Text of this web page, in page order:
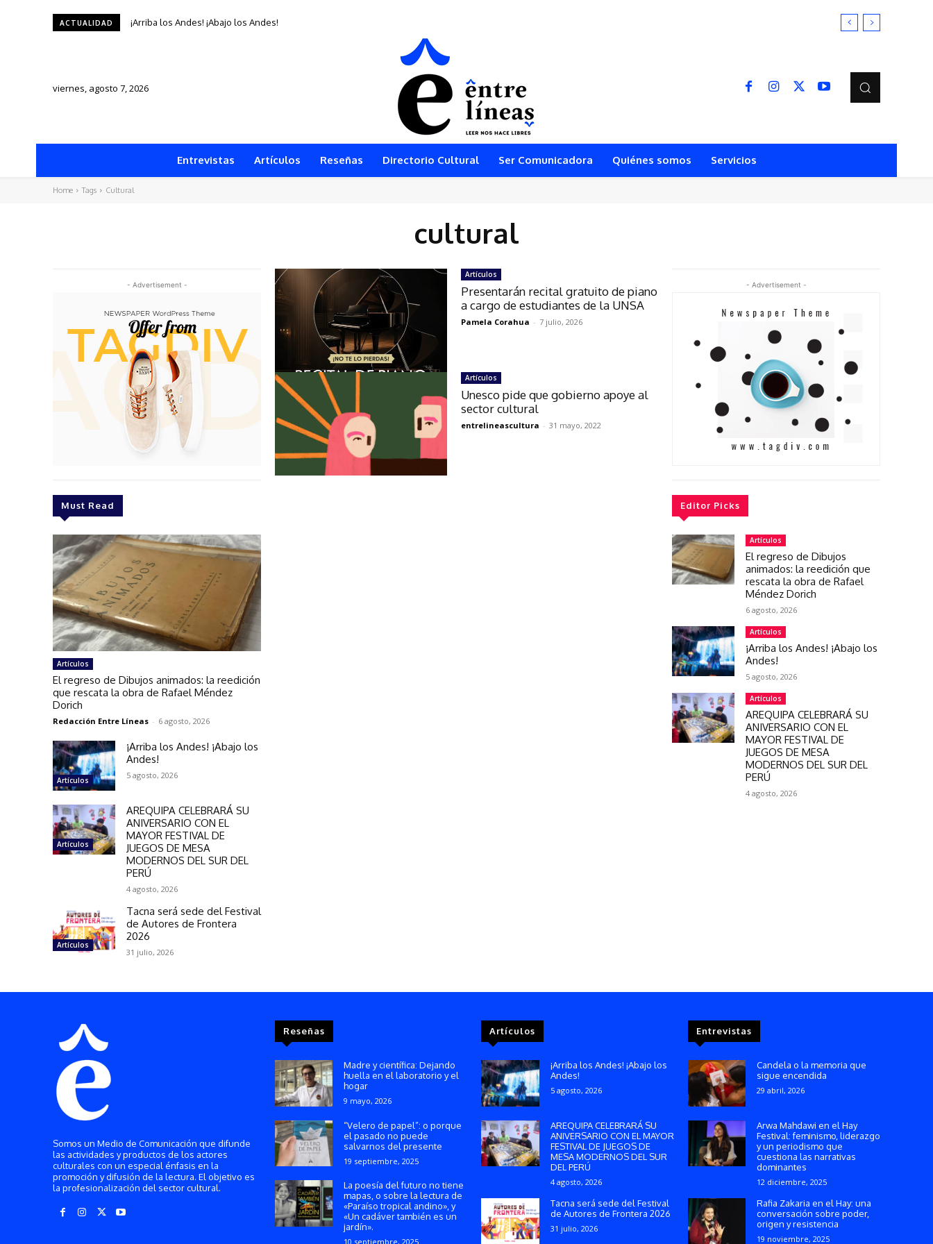
ACTUALIDAD ¡Arriba los Andes! ¡Abajo los Andes!
viernes, agosto 7, 2026
Entrevistas Artículos Reseñas Directorio Cultural Ser Comunicadora Quiénes somos Servicios
Home Tags Cultural
cultural
- Advertisement -
Must Read
Artículos
El regreso de Dibujos animados: la reedición
que rescata la obra de Rafael Méndez
Dorich
Redacción Entre Líneas - 6 agosto, 2026
Artículos
¡Arriba los Andes! ¡Abajo los
Andes!
5 agosto, 2026
Artículos
AREQUIPA CELEBRARÁ SU
ANIVERSARIO CON EL
MAYOR FESTIVAL DE
JUEGOS DE MESA
MODERNOS DEL SUR DEL
PERÚ
4 agosto, 2026
Artículos
Tacna será sede del Festival
de Autores de Frontera
2026
31 julio, 2026
Artículos
Presentarán recital gratuito de piano
a cargo de estudiantes de la UNSA
Pamela Corahua - 7 julio, 2026
Artículos
Unesco pide que gobierno apoye al
sector cultural
entrelineascultura - 31 mayo, 2022
- Advertisement -
Editor Picks
Artículos
El regreso de Dibujos
animados: la reedición que
rescata la obra de Rafael
Méndez Dorich
6 agosto, 2026
Artículos
¡Arriba los Andes! ¡Abajo los
Andes!
5 agosto, 2026
Artículos
AREQUIPA CELEBRARÁ SU
ANIVERSARIO CON EL
MAYOR FESTIVAL DE
JUEGOS DE MESA
MODERNOS DEL SUR DEL
PERÚ
4 agosto, 2026
Somos un Medio de Comunicación que difunde
las actividades y productos de los actores
culturales con un especial énfasis en la
promoción y difusión de la lectura. El objetivo es
la profesionalización del sector cultural.
Reseñas
Madre y científica: Dejando
huella en el laboratorio y el
hogar
9 mayo, 2026
“Velero de papel”: o porque
el pasado no puede
salvarnos del presente
19 septiembre, 2025
La poesía del futuro no tiene
mapas, o sobre la lectura de
«Paraíso tropical andino», y
«Un cadáver también es un
jardín».
10 septiembre, 2025
Artículos
¡Arriba los Andes! ¡Abajo los
Andes!
5 agosto, 2026
AREQUIPA CELEBRARÁ SU
ANIVERSARIO CON EL MAYOR
FESTIVAL DE JUEGOS DE
MESA MODERNOS DEL SUR
DEL PERÚ
4 agosto, 2026
Tacna será sede del Festival
de Autores de Frontera 2026
31 julio, 2026
Entrevistas
Candela o la memoria que
sigue encendida
29 abril, 2026
Arwa Mahdawi en el Hay
Festival: feminismo, liderazgo
y un periodismo que
cuestiona las narrativas
dominantes
12 diciembre, 2025
Rafia Zakaria en el Hay: una
conversación sobre poder,
origen y resistencia
19 noviembre, 2025